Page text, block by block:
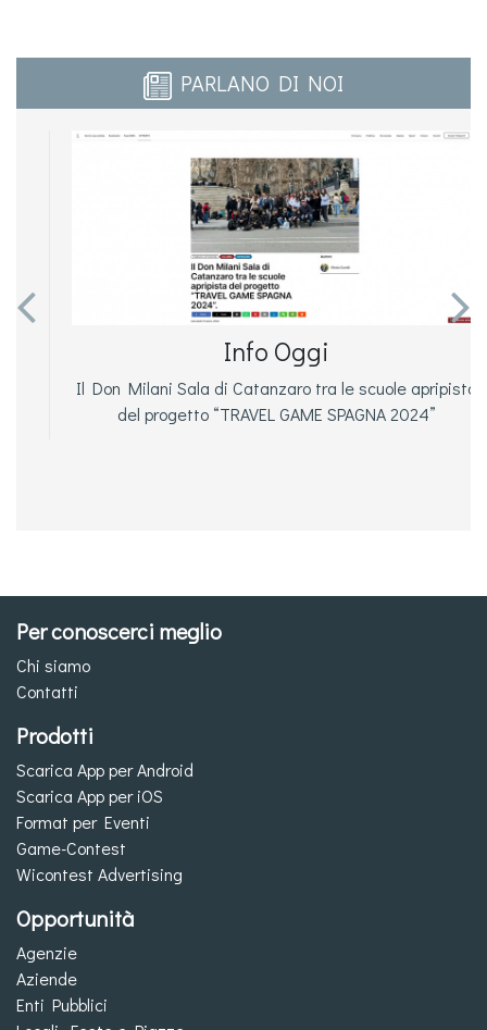
PARLANO DI NOI
Info Oggi
Il Don Milani Sala di Catanzaro tra le scuole apripista
del progetto “TRAVEL GAME SPAGNA 2024”
 
Per conoscerci meglio
Chi siamo
Contatti
Prodotti
Scarica App per Android
Scarica App per iOS
Format per Eventi
Game-Contest
Wicontest Advertising
Opportunità
Agenzie
Aziende
Enti Pubblici